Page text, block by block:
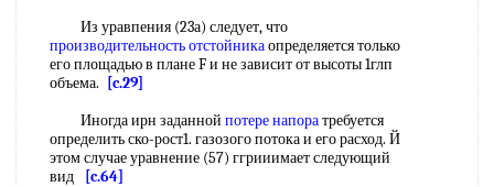
Из уравпения (23а) следует, что
производительность отстойникаопределяется только
его площадью в плане F и не зависит от высоты 1глп
объема.
[c.29]
Иногда ирн заданной потере напоратребуется
определить ско-рост1. газозого потока и его расход. Й
этом случае уравнение (57) ггрииимает следующий
вид
[c.64]